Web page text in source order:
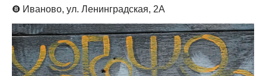
❽ Иваново, ул. Ленинградская, 2А